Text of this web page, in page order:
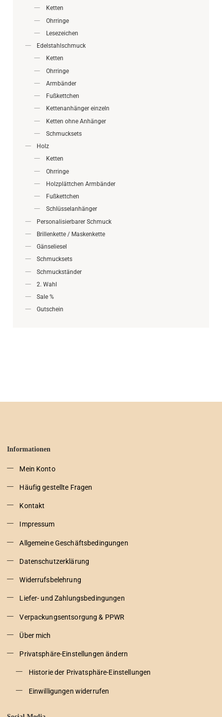
Ketten
Ohrringe
Lesezeichen
Edelstahlschmuck
Ketten
Ohrringe
Armbänder
Fußkettchen
Kettenanhänger einzeln
Ketten ohne Anhänger
Schmucksets
Holz
Ketten
Ohrringe
Holzplättchen Armbänder
Fußkettchen
Schlüsselanhänger
Personalisierbarer Schmuck
Brillenkette / Maskenkette
Gänseliesel
Schmucksets
Schmuckständer
2. Wahl
Sale %
Gutschein
Informationen
Mein Konto
Häufig gestellte Fragen
Kontakt
Impressum
Allgemeine Geschäftsbedingungen
Datenschutzerklärung
Widerrufsbelehrung
Liefer- und Zahlungsbedingungen
Verpackungsentsorgung & PPWR
Über mich
Privatsphäre-Einstellungen ändern
Historie der Privatsphäre-Einstellungen
Einwilligungen widerrufen